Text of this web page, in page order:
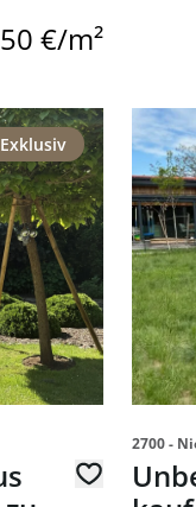
€/m²
sehr guter Lage in
Exklusiv
Link
2700 -